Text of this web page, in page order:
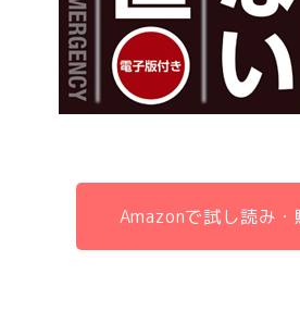
Amazonで試し読み・